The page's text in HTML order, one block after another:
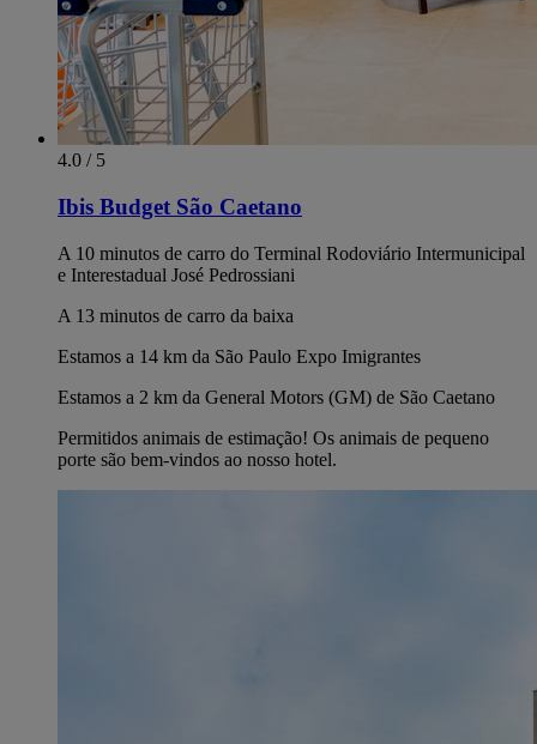
4.0 / 5
Ibis Budget São Caetano
A 10 minutos de carro do Terminal Rodoviário Intermunicipal
e Interestadual José Pedrossiani
A 13 minutos de carro da baixa
Estamos a 14 km da São Paulo Expo Imigrantes
Estamos a 2 km da General Motors (GM) de São Caetano
Permitidos animais de estimação! Os animais de pequeno
porte são bem-vindos ao nosso hotel.